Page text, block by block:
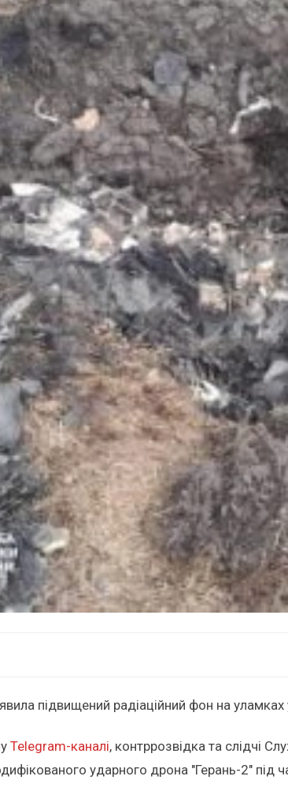
підвищений радіаційний фон на уламках
Telegram-каналі, контррозвідка та слідчі
ударного дрона "Герань-2" під